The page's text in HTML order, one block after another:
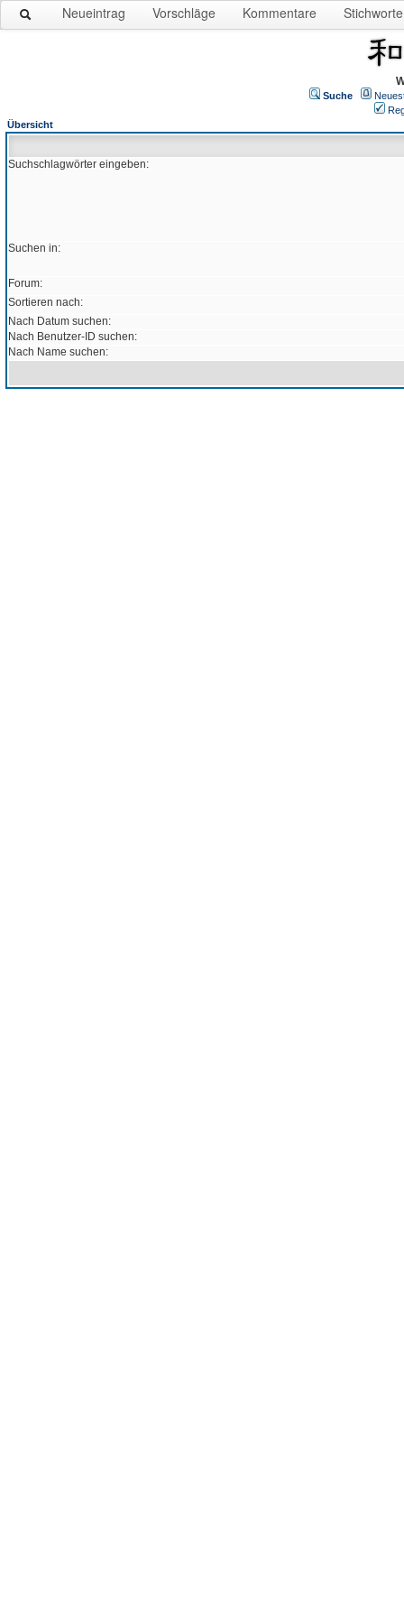
Neueintrag Vorschläge Kommentare Stichworte
Suche
Übersicht
Suchschlagwörter eingeben:
Suchen in:
Forum:
Sortieren nach:
Nach Datum suchen:
Nach Benutzer-ID suchen:
Nach Name suchen: